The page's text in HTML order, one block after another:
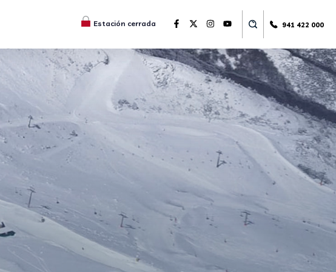
Estación cerrada 941 422 000